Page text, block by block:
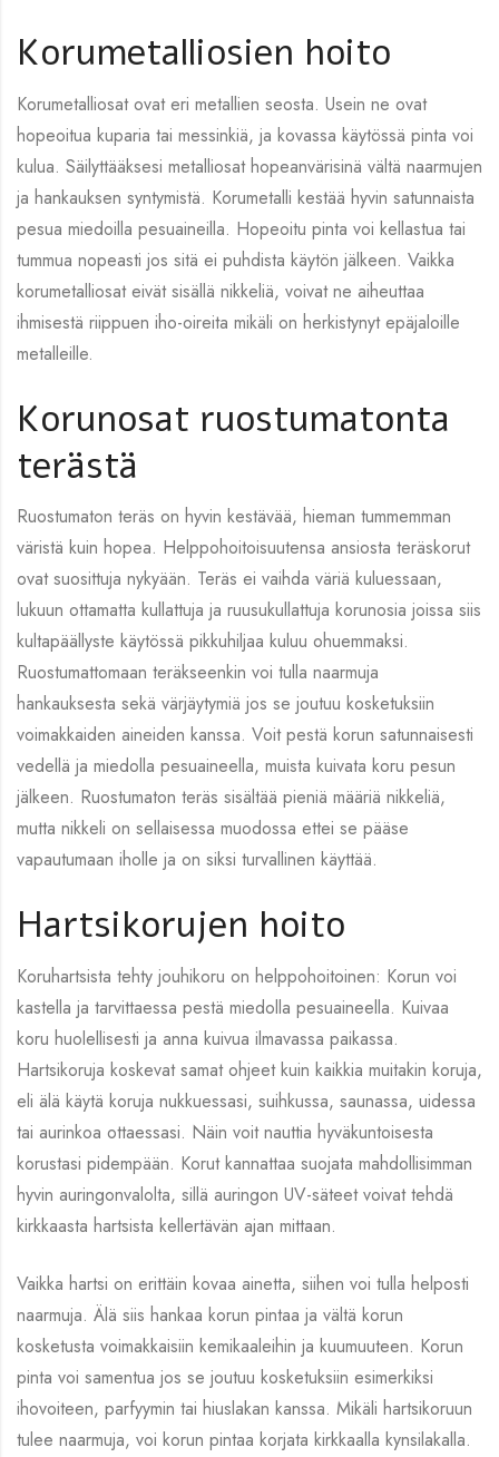
Korumetalliosien hoito
Korumetalliosat ovat eri metallien seosta. Usein ne ovat
hopeoitua kuparia tai messinkiä, ja kovassa käytössä pinta voi
kulua. Säilyttääksesi metalliosat hopeanvärisinä vältä naarmujen
ja hankauksen syntymistä. Korumetalli kestää hyvin satunnaista
pesua miedoilla pesuaineilla. Hopeoitu pinta voi kellastua tai
tummua nopeasti jos sitä ei puhdista käytön jälkeen. Vaikka
korumetalliosat eivät sisällä nikkeliä, voivat ne aiheuttaa
ihmisestä riippuen iho-oireita mikäli on herkistynyt epäjaloille
metalleille.
Korunosat ruostumatonta
terästä
Ruostumaton teräs on hyvin kestävää, hieman tummemman
väristä kuin hopea. Helppohoitoisuutensa ansiosta teräskorut
ovat suosittuja nykyään. Teräs ei vaihda väriä kuluessaan,
lukuun ottamatta kullattuja ja ruusukullattuja korunosia joissa siis
kultapäällyste käytössä pikkuhiljaa kuluu ohuemmaksi.
Ruostumattomaan teräkseenkin voi tulla naarmuja
hankauksesta sekä värjäytymiä jos se joutuu kosketuksiin
voimakkaiden aineiden kanssa. Voit pestä korun satunnaisesti
vedellä ja miedolla pesuaineella, muista kuivata koru pesun
jälkeen. Ruostumaton teräs sisältää pieniä määriä nikkeliä,
mutta nikkeli on sellaisessa muodossa ettei se pääse
vapautumaan iholle ja on siksi turvallinen käyttää.
Hartsikorujen hoito
Koruhartsista tehty jouhikoru on helppohoitoinen: Korun voi
kastella ja tarvittaessa pestä miedolla pesuaineella. Kuivaa
koru huolellisesti ja anna kuivua ilmavassa paikassa.
Hartsikoruja koskevat samat ohjeet kuin kaikkia muitakin koruja,
eli älä käytä koruja nukkuessasi, suihkussa, saunassa, uidessa
tai aurinkoa ottaessasi. Näin voit nauttia hyväkuntoisesta
korustasi pidempään. Korut kannattaa suojata mahdollisimman
hyvin auringonvalolta, sillä auringon UV-säteet voivat tehdä
kirkkaasta hartsista kellertävän ajan mittaan.
Vaikka hartsi on erittäin kovaa ainetta, siihen voi tulla helposti
naarmuja. Älä siis hankaa korun pintaa ja vältä korun
kosketusta voimakkaisiin kemikaaleihin ja kuumuuteen. Korun
pinta voi samentua jos se joutuu kosketuksiin esimerkiksi
ihovoiteen, parfyymin tai hiuslakan kanssa. Mikäli hartsikoruun
tulee naarmuja, voi korun pintaa korjata kirkkaalla kynsilakalla.